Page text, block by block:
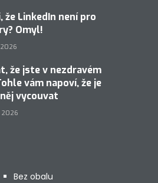
že LinkedIn není pro
Omyl!
2026
že jste v nezdravém
vám napoví, že je
vycouvat
2026
Bez obalu